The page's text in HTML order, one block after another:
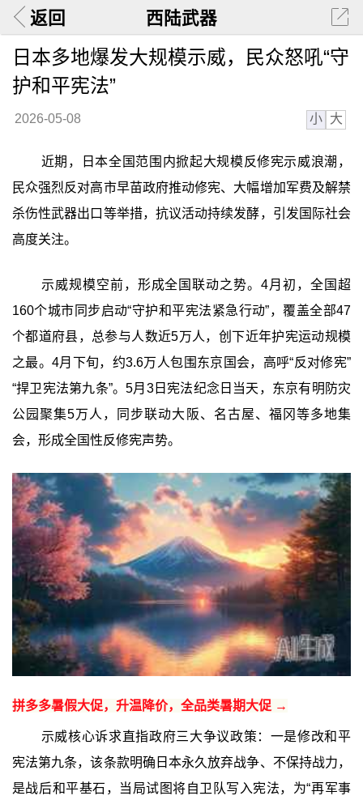
返回 西陆武器
日本多地爆发大规模示威，民众怒吼“守
护和平宪法”
2026-05-08 小 大
近期，日本全国范围内掀起大规模反修宪示威浪潮，
民众强烈反对高市早苗政府推动修宪、大幅增加军费及解禁
杀伤性武器出口等举措，抗议活动持续发酵，引发国际社会
高度关注。
示威规模空前，形成全国联动之势。4月初，全国超
160个城市同步启动“守护和平宪法紧急行动”，覆盖全部47
个都道府县，总参与人数近5万人，创下近年护宪运动规模
之最。4月下旬，约3.6万人包围东京国会，高呼“反对修宪”
“捍卫宪法第九条”。5月3日宪法纪念日当天，东京有明防灾
公园聚集5万人，同步联动大阪、名古屋、福冈等多地集
会，形成全国性反修宪声势。
拼多多暑假大促，升温降价，全品类暑期大促 →
示威核心诉求直指政府三大争议政策：一是修改和平
宪法第九条，该条款明确日本永久放弃战争、不保持战力，
是战后和平基石，当局试图将自卫队写入宪法，为“再军事